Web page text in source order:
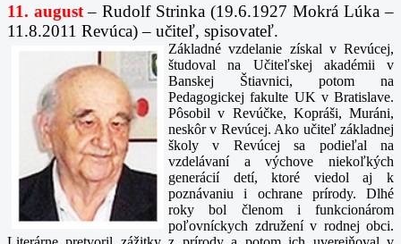
11. august – Rudolf Strinka (19.6.1927 Mokrá Lúka –
11.8.2011 Revúca) – učiteľ, spisovateľ.
Základné vzdelanie získal v Revúcej,
študoval na Učiteľskej akadémii v
Banskej Štiavnici, potom na
Pedagogickej fakulte UK v Bratislave.
Pôsobil v Revúčke, Kopráši, Muráni,
neskôr v Revúcej. Ako učiteľ základnej
školy v Revúcej sa podieľal na
vzdelávaní a výchove niekoľkých
generácií detí, ktoré viedol aj k
poznávaniu i ochrane prírody. Dlhé
roky bol členom i funkcionárom
poľovníckych združení v rodnej obci.